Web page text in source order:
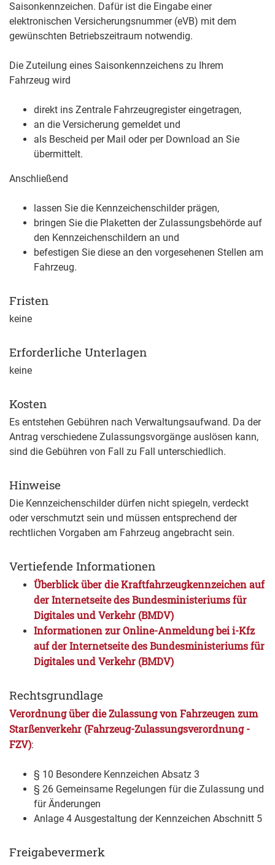
Saisonkennzeichen. Dafür ist die Eingabe einer
elektronischen Versicherungsnummer (eVB) mit dem
gewünschten Betriebszeitraum notwendig.
Die Zuteilung eines Saisonkennzeichens zu Ihrem
Fahrzeug wird
direkt ins Zentrale Fahrzeugregister eingetragen,
an die Versicherung gemeldet und
als Bescheid per Mail oder per Download an Sie
übermittelt.
Anschließend
lassen Sie die Kennzeichenschilder prägen,
bringen Sie die Plaketten der Zulassungsbehörde auf
den Kennzeichenschildern an und
befestigen Sie diese an den vorgesehenen Stellen am
Fahrzeug.
Fristen
keine
Erforderliche Unterlagen
keine
Kosten
Es entstehen Gebühren nach Verwaltungsaufwand. Da der
Antrag verschiedene Zulassungsvorgänge auslösen kann,
sind die Gebühren von Fall zu Fall unterschiedlich.
Hinweise
Die Kennzeichenschilder dürfen nicht spiegeln, verdeckt
oder verschmutzt sein und müssen entsprechend der
rechtlichen Vorgaben am Fahrzeug angebracht sein.
Vertiefende Informationen
Überblick über die Kraftfahrzeugkennzeichen auf
der Internetseite des Bundesministeriums für
Digitales und Verkehr (BMDV)
Informationen zur Online-Anmeldung bei i-Kfz
auf der Internetseite des Bundesministeriums für
Digitales und Verkehr (BMDV)
Rechtsgrundlage
Verordnung über die Zulassung von Fahrzeugen zum
Starßenverkehr (Fahrzeug-Zulassungsverordnung -
FZV):
§ 10 Besondere Kennzeichen Absatz 3
§ 26 Gemeinsame Regelungen für die Zulassung und
für Änderungen
Anlage 4 Ausgestaltung der Kennzeichen Abschnitt 5
Freigabevermerk